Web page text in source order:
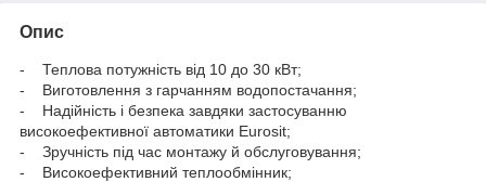
Опис
- Теплова потужність від 10 до 30 кВт;
- Виготовлення з гарчанням водопостачання;
- Надійність і безпека завдяки застосуванню
високоефективної автоматики Eurosit;
- Зручність під час монтажу й обслуговування;
- Високоефективний теплообмінник;